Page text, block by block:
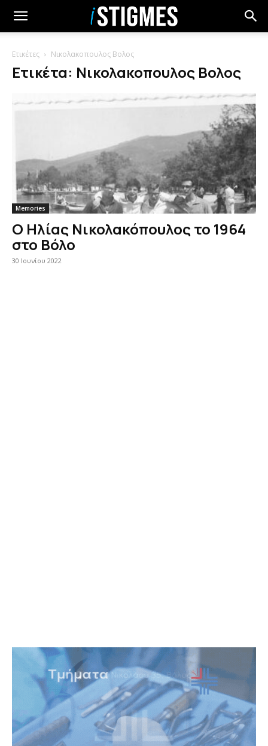
Ετικέτες Νικολακοπουλος Βολος
Ετικέτα: Νικολακοπουλος Βολος
Memories
Ο Ηλίας Νικολακόπουλος το 1964
στο Βόλο
30 Ιουνίου 2022